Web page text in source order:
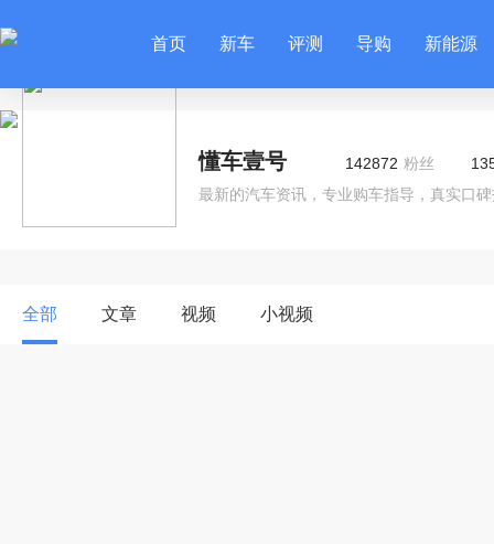
首页 新车 评测 导购 新能源
懂车壹号 142872 粉丝
最新的汽车资讯，专业购车指导，真实口
全部 文章 视频 小视频